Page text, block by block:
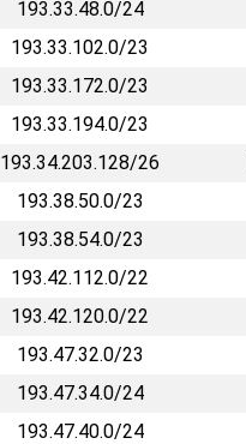
193.33.48.0/24
193.33.102.0/23
193.33.172.0/23
193.33.194.0/23
193.34.203.128/26
193.38.50.0/23
193.38.54.0/23
193.42.112.0/22
193.42.120.0/22
193.47.32.0/23
193.47.34.0/24
193.47.40.0/24